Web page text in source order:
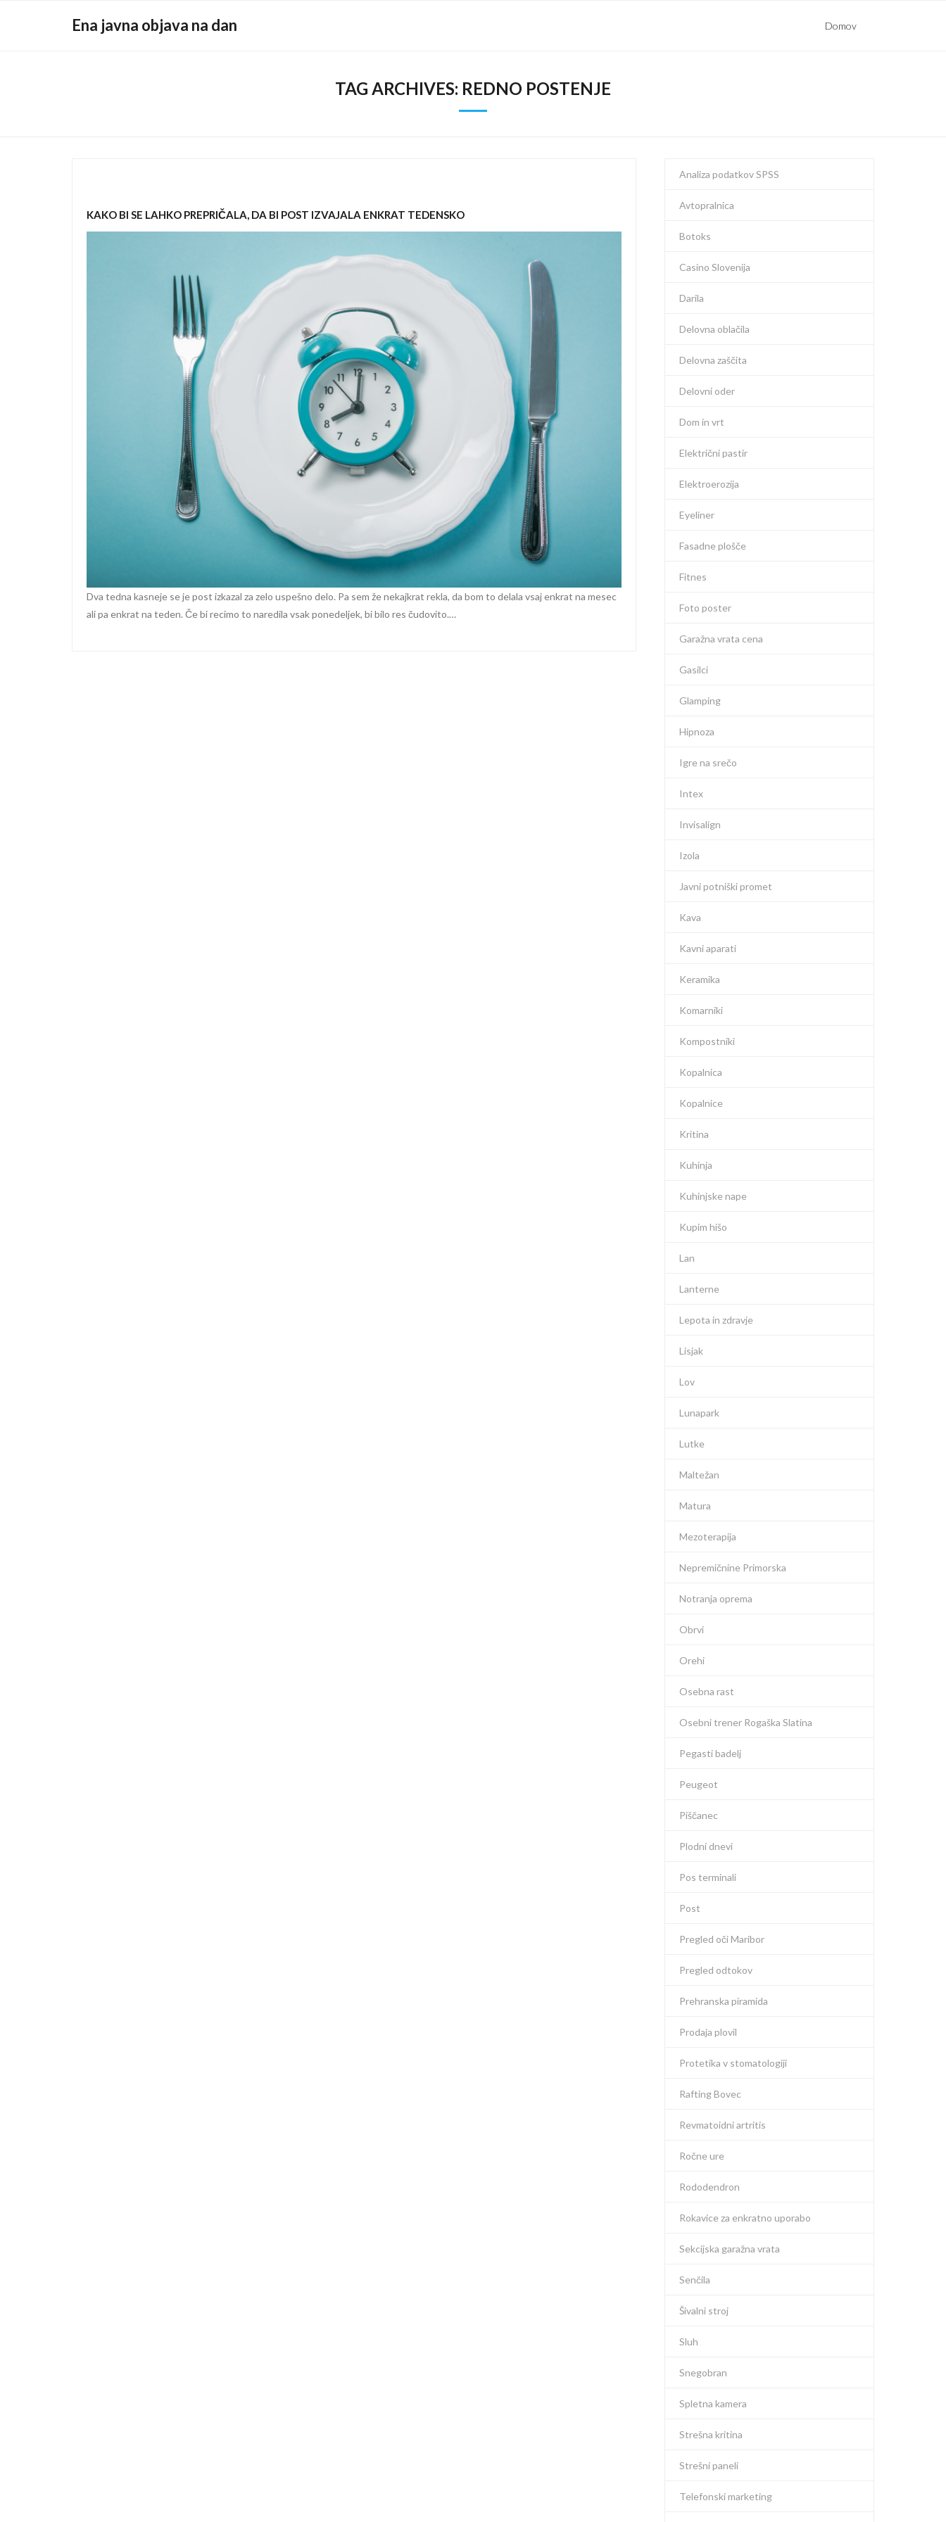
Ena javna objava na dan Domov
TAG ARCHIVES: REDNO POSTENJE
KAKO BI SE LAHKO PREPRIČALA, DA BI POST IZVAJALA ENKRAT TEDENSKO
Dva tedna kasneje se je post izkazal za zelo uspešno delo. Pa sem že nekajkrat rekla, da bom to delala vsaj enkrat na mesec
ali pa enkrat na teden. Če bi recimo to naredila vsak ponedeljek, bi bilo res čudovito.…
Analiza podatkov SPSS
Avtopralnica
Botoks
Casino Slovenija
Darila
Delovna oblačila
Delovna zaščita
Delovni oder
Dom in vrt
Električni pastir
Elektroerozija
Eyeliner
Fasadne plošče
Fitnes
Foto poster
Garažna vrata cena
Gasilci
Glamping
Hipnoza
Igre na srečo
Intex
Invisalign
Izola
Javni potniški promet
Kava
Kavni aparati
Keramika
Komarniki
Kompostniki
Kopalnica
Kopalnice
Kritina
Kuhinja
Kuhinjske nape
Kupim hišo
Lan
Lanterne
Lepota in zdravje
Lisjak
Lov
Lunapark
Lutke
Maltežan
Matura
Mezoterapija
Nepremičnine Primorska
Notranja oprema
Obrvi
Orehi
Osebna rast
Osebni trener Rogaška Slatina
Pegasti badelj
Peugeot
Piščanec
Plodni dnevi
Pos terminali
Post
Pregled oči Maribor
Pregled odtokov
Prehranska piramida
Prodaja plovil
Protetika v stomatologiji
Rafting Bovec
Revmatoidni artritis
Ročne ure
Rododendron
Rokavice za enkratno uporabo
Sekcijska garažna vrata
Senčila
Šivalni stroj
Sluh
Snegobran
Spletna kamera
Strešna kritina
Strešni paneli
Telefonski marketing